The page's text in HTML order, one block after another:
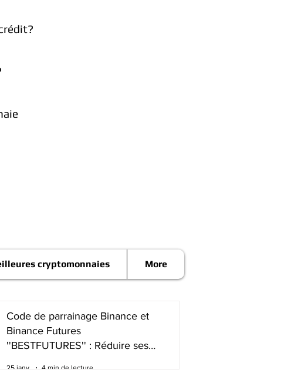
cryptomonnaies More
Code de parrainage Binance et
Binance Futures
''BESTFUTURES'' : Réduire ses
25 janv. 4 min de lecture